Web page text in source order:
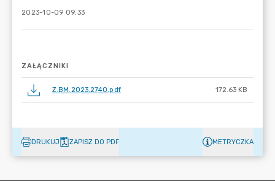
2023-10-09 09:33
ZAŁĄCZNIKI
Z.BM.2023.2740.pdf 172.63 KB
DRUKUJ ZAPISZ DO PDF METRYCZKA